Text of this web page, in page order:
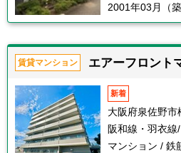
2001年03月（築
賃貸マンション エアーフロント
新着
大阪府泉佐野市
阪和線・羽衣
マンション / 鉄